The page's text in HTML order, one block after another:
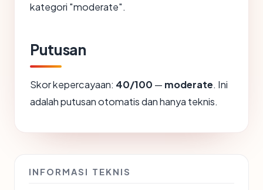
kategori "moderate".
Putusan
Skor kepercayaan: 40/100 — moderate. Ini
adalah putusan otomatis dan hanya teknis.
INFORMASI TEKNIS